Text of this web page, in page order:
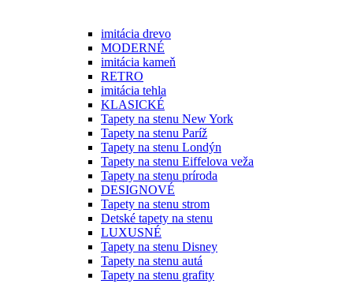
imitácia drevo
MODERNÉ
imitácia kameň
RETRO
imitácia tehla
KLASICKÉ
Tapety na stenu New York
Tapety na stenu Paríž
Tapety na stenu Londýn
Tapety na stenu Eiffelova veža
Tapety na stenu príroda
DESIGNOVÉ
Tapety na stenu strom
Detské tapety na stenu
LUXUSNÉ
Tapety na stenu Disney
Tapety na stenu autá
Tapety na stenu grafity